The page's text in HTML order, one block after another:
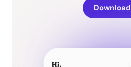
Download